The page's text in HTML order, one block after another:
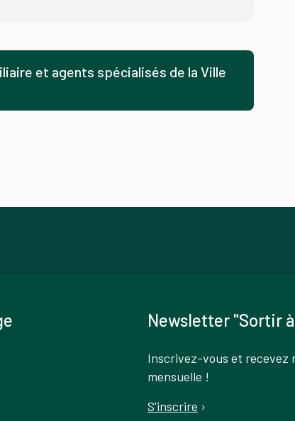
et agents spécialisés de la Ville
Newsletter "Sortir
Inscrivez-vous et recevez
mensuelle !
S'inscrire ›